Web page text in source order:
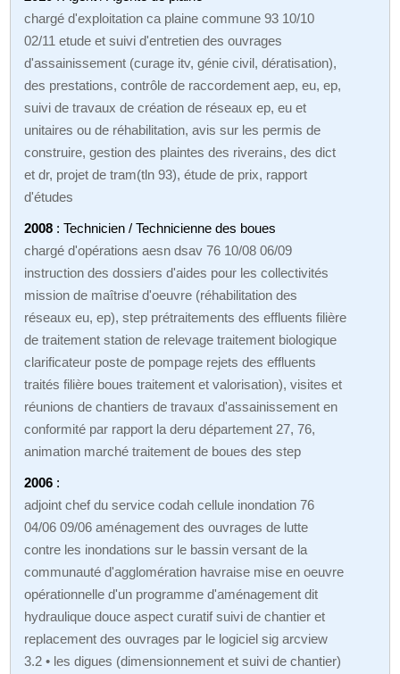
chargé d'exploitation ca plaine commune 93 10/10
02/11 etude et suivi d'entretien des ouvrages
d'assainissement (curage itv, génie civil, dératisation),
des prestations, contrôle de raccordement aep, eu, ep,
suivi de travaux de création de réseaux ep, eu et
unitaires ou de réhabilitation, avis sur les permis de
construire, gestion des plaintes des riverains, des dict
et dr, projet de tram(tln 93), étude de prix, rapport
d'études
2008 : Technicien / Technicienne des boues
chargé d'opérations aesn dsav 76 10/08 06/09
instruction des dossiers d'aides pour les collectivités
mission de maîtrise d'oeuvre (réhabilitation des
réseaux eu, ep), step prétraitements des effluents filière
de traitement station de relevage traitement biologique
clarificateur poste de pompage rejets des effluents
traités filière boues traitement et valorisation), visites et
réunions de chantiers de travaux d'assainissement en
conformité par rapport la deru département 27, 76,
animation marché traitement de boues des step
2006 :
adjoint chef du service codah cellule inondation 76
04/06 09/06 aménagement des ouvrages de lutte
contre les inondations sur le bassin versant de la
communauté d'agglomération havraise mise en oeuvre
opérationnelle d'un programme d'aménagement dit
hydraulique douce aspect curatif suivi de chantier et
replacement des ouvrages par le logiciel sig arcview
3.2 • les digues (dimensionnement et suivi de chantier)